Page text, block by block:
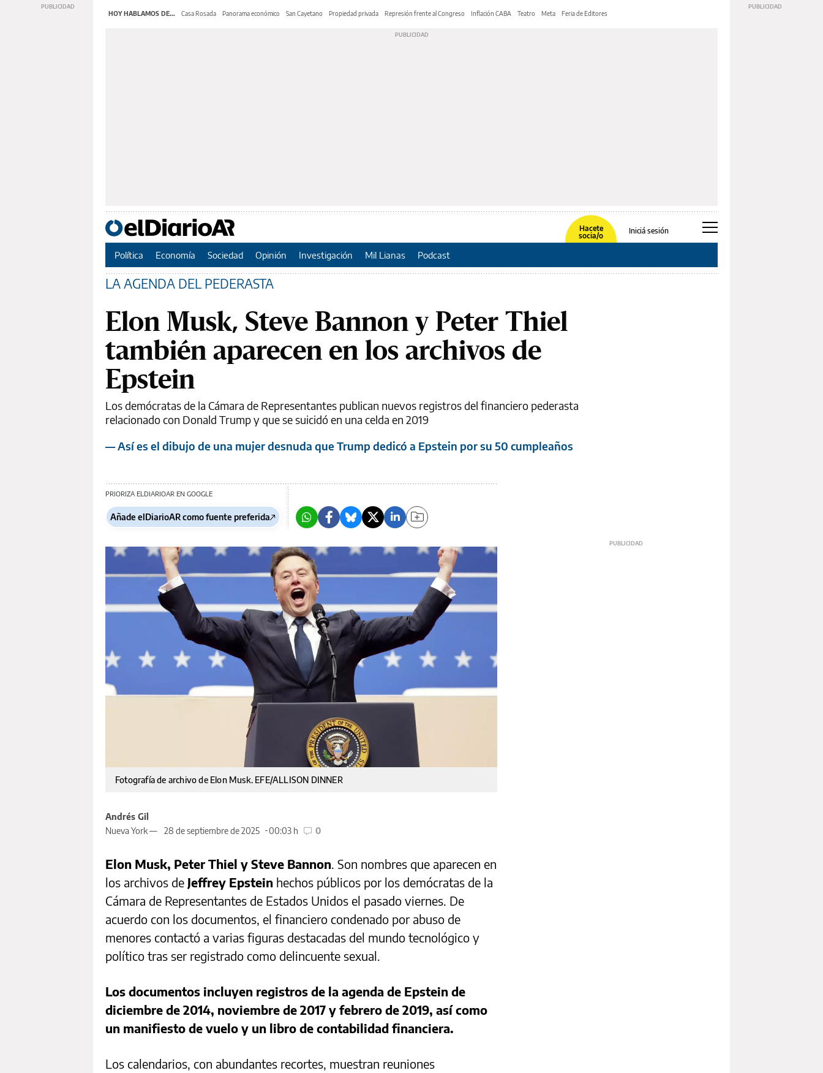
HOY HABLAMOS DE... Casa Rosada Panorama económico San Cayetano Propiedad privada Represión frente al Congreso Inflación CABA Teatro Meta Feria de Editores
Hacete
socia/o
Iniciá sesión
Política Economía Sociedad Opinión Investigación Mil Lianas Podcast
LA AGENDA DEL PEDERASTA
Elon Musk, Steve Bannon y Peter Thiel
también aparecen en los archivos de
Epstein
Los demócratas de la Cámara de Representantes publican nuevos registros del financiero pederasta
relacionado con Donald Trump y que se suicidó en una celda en 2019
— Así es el dibujo de una mujer desnuda que Trump dedicó a Epstein por su 50 cumpleaños
PRIORIZA ELDIARIOAR EN GOOGLE
Añade elDiarioAR como fuente preferida
Fotografía de archivo de Elon Musk. EFE/ALLISON DINNER
Andrés Gil
Nueva York —
28 de septiembre de 2025 00:03 h 0
Elon Musk, Peter Thiel y Steve Bannon. Son nombres que aparecen en
los archivos de Jeffrey Epstein hechos públicos por los demócratas de la
Cámara de Representantes de Estados Unidos el pasado viernes. De
acuerdo con los documentos, el financiero condenado por abuso de
menores contactó a varias figuras destacadas del mundo tecnológico y
político tras ser registrado como delincuente sexual.
Los documentos incluyen registros de la agenda de Epstein de
diciembre de 2014, noviembre de 2017 y febrero de 2019, así como
un manifiesto de vuelo y un libro de contabilidad financiera.
Los calendarios, con abundantes recortes, muestran reuniones